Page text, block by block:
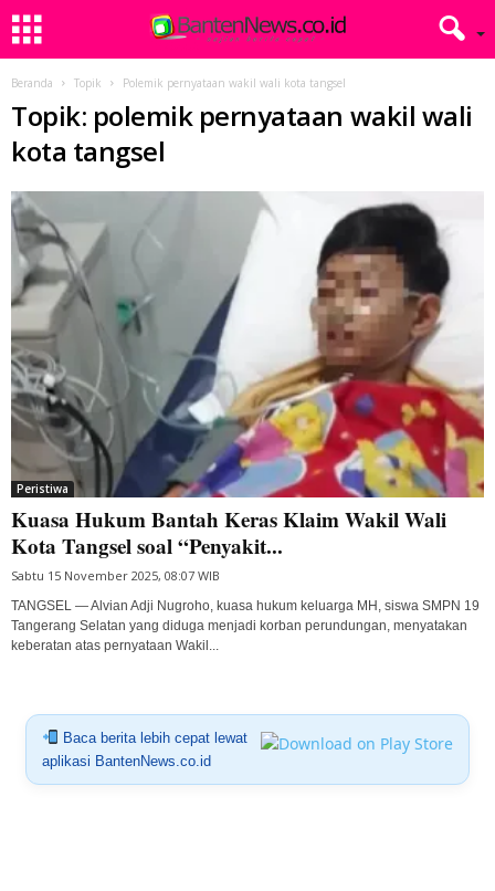
Beranda Topik Polemik pernyataan wakil wali kota tangsel
Topik: polemik pernyataan wakil wali
kota tangsel
Peristiwa
Kuasa Hukum Bantah Keras Klaim Wakil Wali
Kota Tangsel soal “Penyakit...
Sabtu 15 November 2025, 08:07 WIB
TANGSEL — Alvian Adji Nugroho, kuasa hukum keluarga MH, siswa SMPN 19
Tangerang Selatan yang diduga menjadi korban perundungan, menyatakan
keberatan atas pernyataan Wakil...
Baca berita lebih cepat lewat
aplikasi BantenNews.co.id